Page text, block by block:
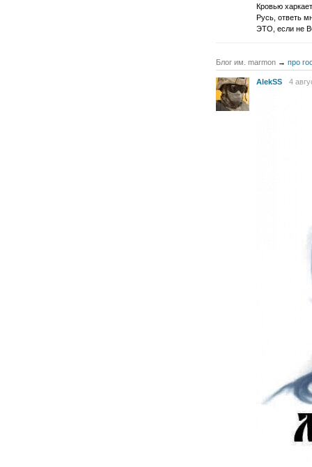
Кровью
Русь, ответь
ЭТО, если не
Блог им. marmon → про
AlekSS 4